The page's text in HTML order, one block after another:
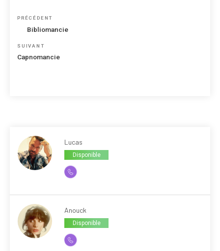
Navigation
Article
précédent
PRÉCÉDENT
Bibliomancie
Article
suivant
SUIVANT
Capnomancie
Lucas
Disponible
Anouck
Disponible